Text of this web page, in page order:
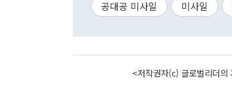
공대공 미사일
미사일
<저작권자(c) 글로벌리더